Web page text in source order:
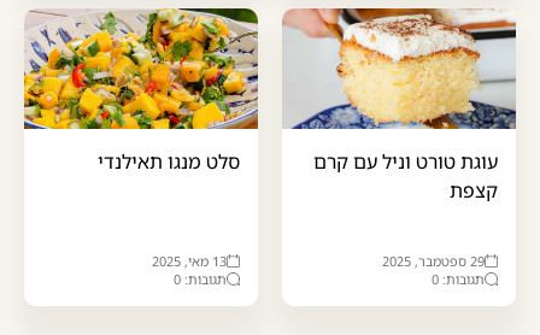
עוגת טורט וניל עם קרם
קצפת
29 ספטמבר, 2025
תגובות: 0
סלט מנגו תאילנדי
13 מאי, 2025
תגובות: 0